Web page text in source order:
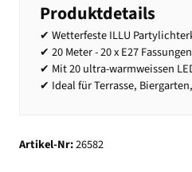
Produktdetails
✔ Wetterfeste ILLU
✔ 20 Meter - 20 x E27 Fassungen
✔ Mit 20 ultra-warmweissen
✔ Ideal für Terrasse,
Artikel-Nr:26582